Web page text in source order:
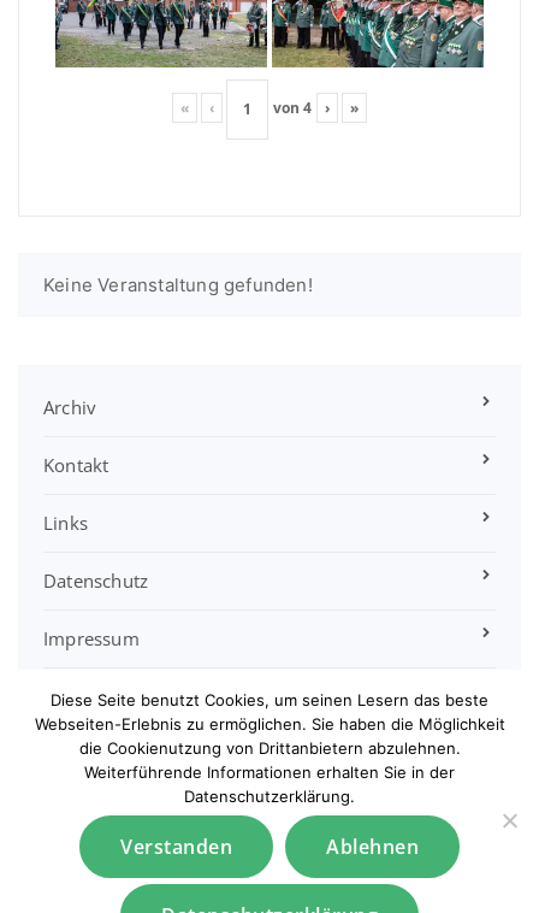
« ‹ von4 › »
Keine Veranstaltung gefunden!
Archiv
Kontakt
Links
Datenschutz
Impressum
Satzung
Sitemap
Diese Seite benutzt Cookies, um seinen Lesern das beste
Webseiten-Erlebnis zu ermöglichen. Sie haben die Möglichkeit
die Cookienutzung von Drittanbietern abzulehnen.
Weiterführende Informationen erhalten Sie in der
Datenschutzerklärung.
Verstanden Ablehnen